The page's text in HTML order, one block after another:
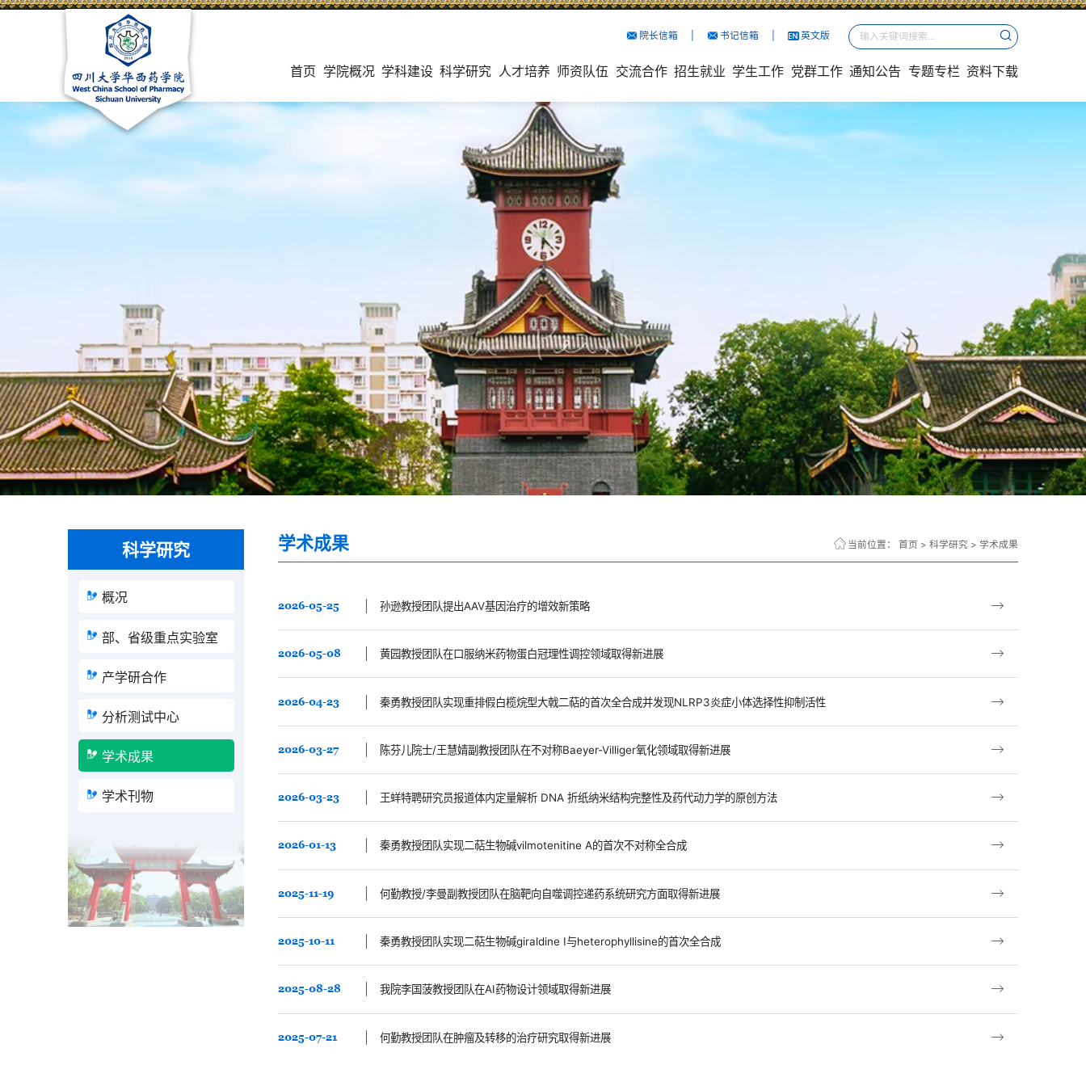
院长信箱
院长信箱
院长信箱
院长信箱
院长信箱
院长信箱
院长信箱
院长信箱
院长信箱
院长信箱
院长信箱
院长信箱
院长信箱
院长信箱
院长信箱
院长信箱
院长信箱
院长信箱
院长信箱
院长信箱
院长信箱
院长信箱
院长信箱
院长信箱
院长信箱
院长信箱
院长信箱
院长信箱
院长信箱
院长信箱
院长信箱
院长信箱
院长信箱
院长信箱
院长信箱
院长信箱
院长信箱
院长信箱
院长信箱
院长信箱
院长信箱
院长信箱
院长信箱
院长信箱
院长信箱
院长信箱
院长信箱
院长信箱
院长信箱
院长信箱
院长信箱
院长信箱
院长信箱
院长信箱
院长信箱
院长信箱
院长信箱
院长信箱
院长信箱
院长信箱
院长信箱
院长信箱
院长信箱
院长信箱
院长信箱
院长信箱
院长信箱
院长信箱
院长信箱
院长信箱
院长信箱
院长信箱
院长信箱
院长信箱
院长信箱
院长信箱
院长信箱
院长信箱
院长信箱
院长信箱